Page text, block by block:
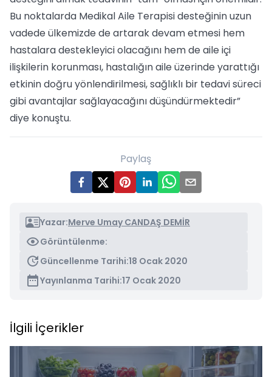
Bu noktalarda Medikal Aile Terapisi desteğinin uzun
vadede ülkemizde de artarak devam etmesi hem
hastalara destekleyici olacağını hem de aile içi
ilişkilerin korunması, hastalığın aile üzerinde yarattığı
etkinin doğru yönlendirilmesi, sağlıklı bir tedavi süreci
gibi avantajlar sağlayacağını düşündürmektedir”
diye konuştu.
Paylaş
Yazar:Merve Umay CANDAŞ DEMİR
Görüntülenme:
Güncellenme Tarihi:18 Ocak 2020
Yayınlanma Tarihi:17 Ocak 2020
İlgili İçerikler